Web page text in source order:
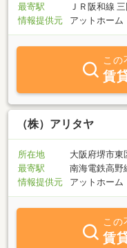
最寄駅
ＪＲ阪和線
情報提供元
アットホーム
この
賃
（株）アリタヤ
所在地
大阪府堺市東
最寄駅
南海電鉄高野
情報提供元
アットホーム
この
賃